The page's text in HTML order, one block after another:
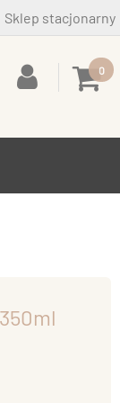
Sklep stacjonarny
0